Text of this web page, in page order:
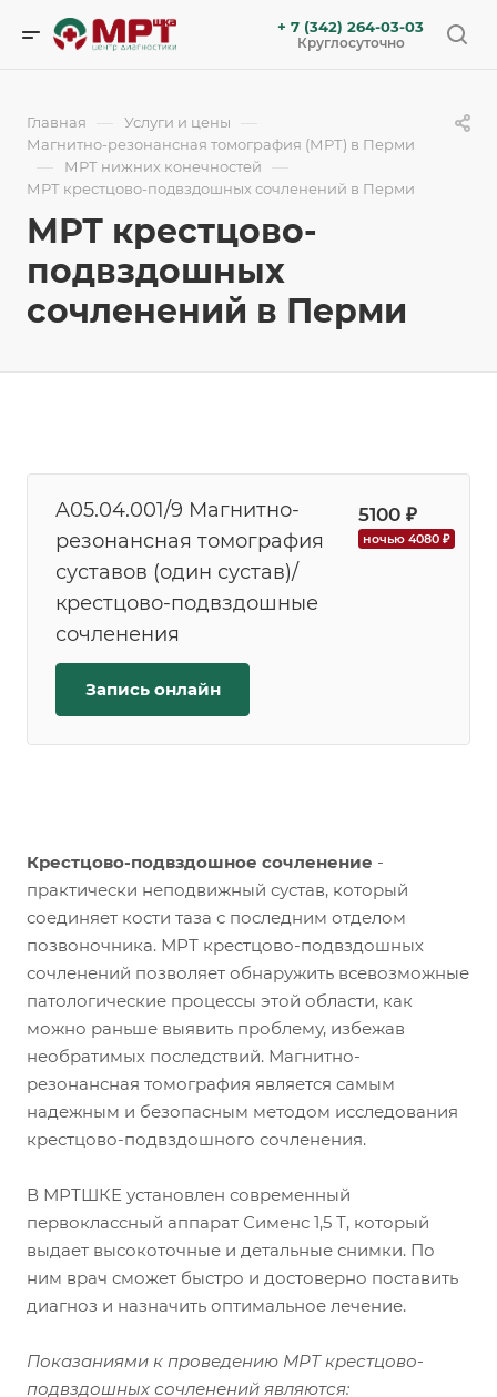
+ 7 (342) 264-03-03
Круглосуточно
Главная — Услуги и цены —
Магнитно-резонансная томография (МРТ) в Перми
— МРТ нижних конечностей —
МРТ крестцово-подвздошных сочленений в Перми
МРТ крестцово-
подвздошных
сочленений в Перми
A05.04.001/9 Магнитно-
резонансная томография
суставов (один сустав)/
крестцово-подвздошные
сочленения
5100 ₽
ночью 4080 ₽
Запись онлайн
Крестцово-подвздошное сочленение -
практически неподвижный сустав, который
соединяет кости таза с последним отделом
позвоночника. МРТ крестцово-подвздошных
сочленений позволяет обнаружить всевозможные
патологические процессы этой области, как
можно раньше выявить проблему, избежав
необратимых последствий. Магнитно-
резонансная томография является самым
надежным и безопасным методом исследования
крестцово-подвздошного сочленения.
В МРТШКЕ установлен современный
первоклассный аппарат Сименс 1,5 Т, который
выдает высокоточные и детальные снимки. По
ним врач сможет быстро и достоверно поставить
диагноз и назначить оптимальное лечение.
Показаниями к проведению МРТ крестцово-
подвздошных сочленений являются: